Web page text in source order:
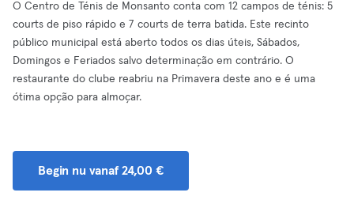
O Centro de Ténis de Monsanto conta com 12 campos de ténis: 5
courts de piso rápido e 7 courts de terra batida. Este recinto
público municipal está aberto todos os dias úteis, Sábados,
Domingos e Feriados salvo determinação em contrário. O
restaurante do clube reabriu na Primavera deste ano e é uma
ótima opção para almoçar.
Begin nu vanaf 24,00 €